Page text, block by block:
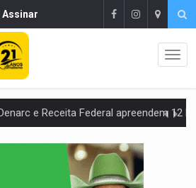
Assinar
DA PC:Membros do CV são presos com armas e drogas após
GRATUITA:Espetáculo As Marias Somos Nós será
Três são presos após furto de motocicleta em frente